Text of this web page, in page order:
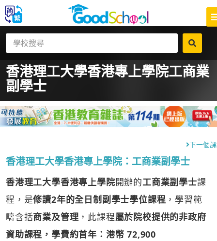
香港理工大學香港專上學院工商業
副學士
下一個
香港理工大學香港專上學院：工商業副學士
香港理工大學香港專上學院開辦的工商業副學士課
程，是修讀2年的全日制副學士學位課程 ，學習範
疇含括商業及管理，此課程屬於院校提供的非政府
資助課程，學費約首年：港幣 72,900